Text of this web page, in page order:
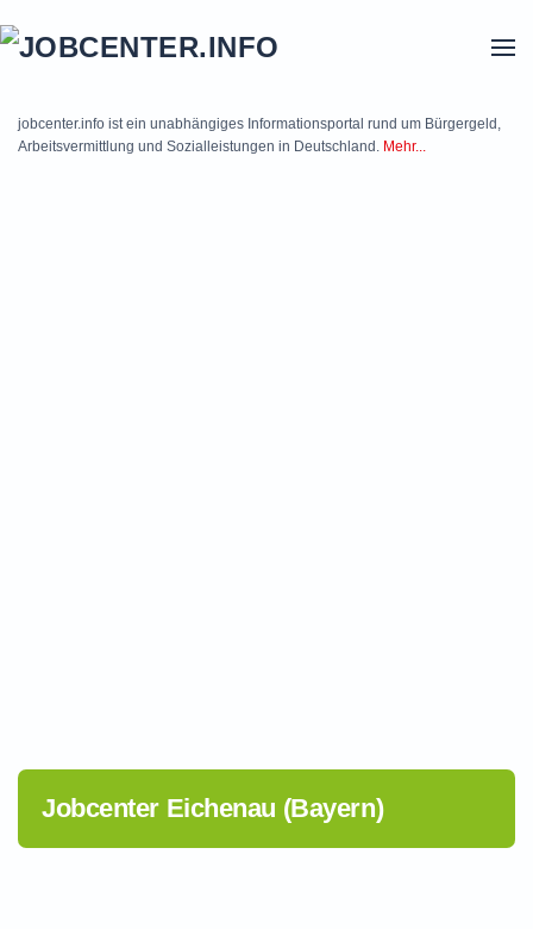
jobcenter.info ist ein unabhängiges Informationsportal rund um Bürgergeld,
Arbeitsvermittlung und Sozialleistungen in Deutschland. Mehr...
Jobcenter Eichenau (Bayern)